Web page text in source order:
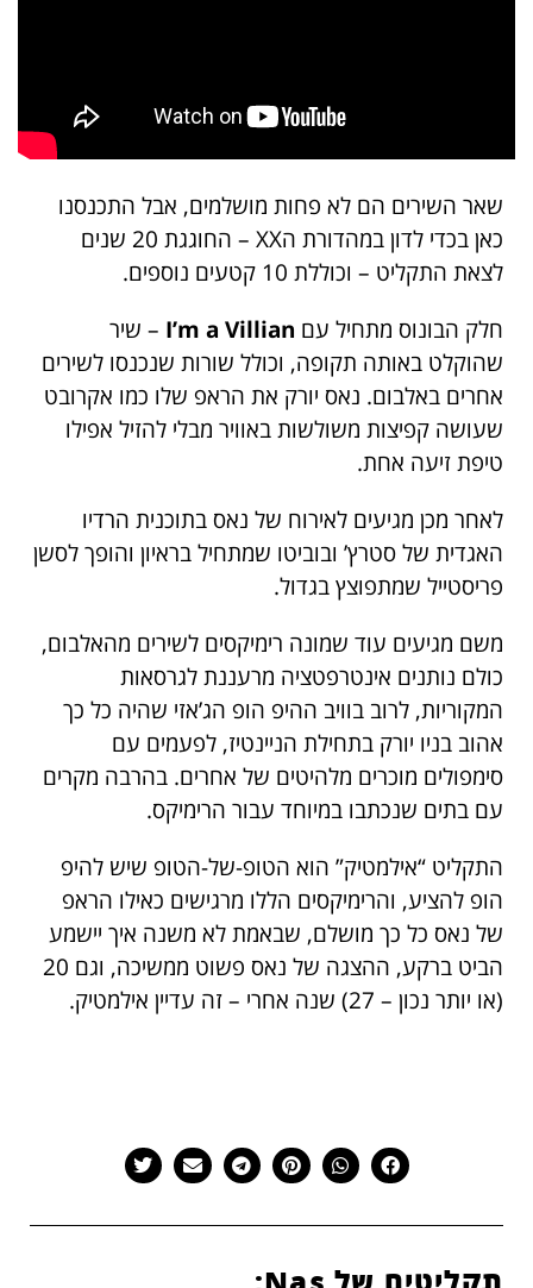
שאר השירים הם לא פחות מושלמים, אבל התכנסנו
כאן בכדי לדון במהדורת הXX – החוגגת 20 שנים
לצאת התקליט – וכוללת 10 קטעים נוספים.
חלק הבונוס מתחיל עם
– שיר
שהוקלט באותה תקופה, וכולל שורות שנכנסו לשירים
אחרים באלבום. נאס יורק את הראפ שלו כמו אקרובט
שעושה קפיצות משולשות באוויר מבלי להזיל אפילו
טיפת זיעה אחת.
לאחר מכן מגיעים לאירוח של נאס בתוכנית הרדיו
האגדית של סטרץ’ ובוביטו שמתחיל בראיון והופך לסשן
פריסטייל שמתפוצץ בגדול.
משם מגיעים עוד שמונה רימיקסים לשירים מהאלבום,
כולם נותנים אינטרפטציה מרעננת לגרסאות
המקוריות, לרוב בוויב ההיפ הופ הג’אזי שהיה כל כך
אהוב בניו יורק בתחילת הניינטיז, לפעמים עם
סימפולים מוכרים מלהיטים של אחרים. בהרבה מקרים
עם בתים שנכתבו במיוחד עבור הרימיקס.
התקליט “אילמטיק” הוא הטופ-של-הטופ שיש להיפ
הופ להציע, והרימיקסים הללו מרגישים כאילו הראפ
של נאס כל כך מושלם, שבאמת לא משנה איך יישמע
הביט ברקע, ההצגה של נאס פשוט ממשיכה, וגם 20
(או יותר נכון – 27) שנה אחרי – זה עדיין אילמטיק.